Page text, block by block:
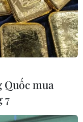
Quốc mua
7